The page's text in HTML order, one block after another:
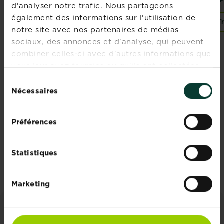
d'analyser notre trafic. Nous partageons
également des informations sur l'utilisation de
notre site avec nos partenaires de médias
sociaux, des annonces et d'analyse, qui peuvent
combiner celles-ci avec d'autres informations que
vous leur avez fournies ou qu'ils ont collectées
duNécessaires
Préférences
Statistiques
Marketing
Trouver un magasin Trouver un magasin
Rejoignez la newsletter
Recevez des conseils sur-mesure
directement dans votre boîte mail